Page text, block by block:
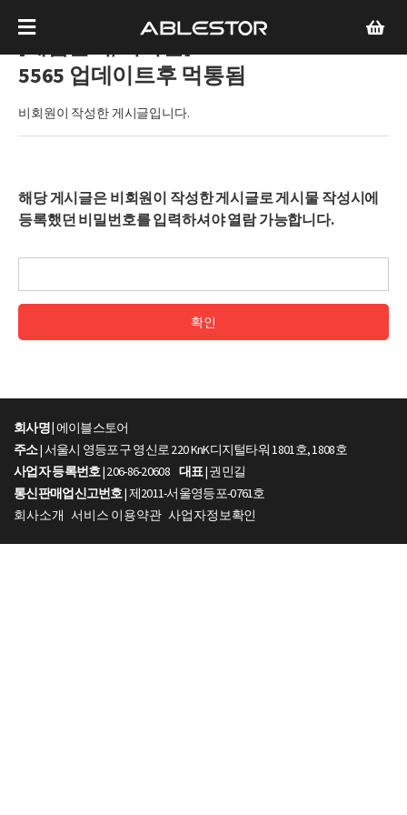
5565 업데이트후 먹통됨
비회원이 작성한 게시글입니다.
해당 게시글은 비회원이 작성한 게시글로 게시물 작성시에
등록했던 비밀번호를 입력하셔야 열람 가능합니다.
회사명 |에이블스토어
주소| 서울시 영등포구 영신로 220 KnK디지털타워 1801호, 1808호
사업자 등록번호| 206-86-20608 대표| 권민길
통신판매업신고번호| 제2011-서울영등포-0761호
회사소개 서비스 이용약관 사업자정보확인